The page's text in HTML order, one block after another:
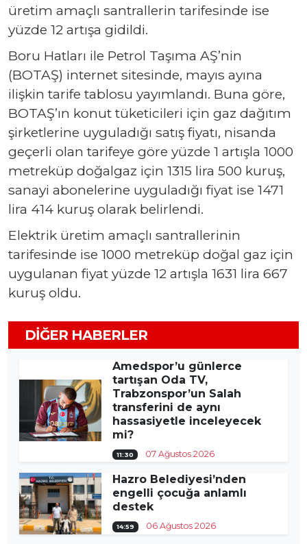
üretim amaçlı santrallerin tarifesinde ise
yüzde 12 artışa gidildi.
Boru Hatları ile Petrol Taşıma AŞ’nin
(BOTAŞ) internet sitesinde, mayıs ayına
ilişkin tarife tablosu yayımlandı. Buna göre,
BOTAŞ’ın konut tüketicileri için gaz dağıtım
şirketlerine uyguladığı satış fiyatı, nisanda
geçerli olan tarifeye göre yüzde 1 artışla 1000
metreküp doğalgaz için 1315 lira 500 kuruş,
sanayi abonelerine uyguladığı fiyat ise 1471
lira 414 kuruş olarak belirlendi.
Elektrik üretim amaçlı santrallerinin
tarifesinde ise 1000 metreküp doğal gaz için
uygulanan fiyat yüzde 12 artışla 1631 lira 667
kuruş oldu.
DIĞER HABERLER
Amedspor’u günlerce
tartışan Oda TV,
Trabzonspor’un Salah
transferini de aynı
hassasiyetle inceleyecek
mi?
11:30 07 Ağustos 2026
Hazro Belediyesi’nden
engelli çocuğa anlamlı
destek
14:59 06 Ağustos 2026